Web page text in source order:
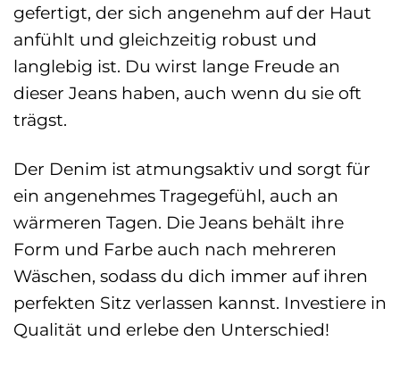
gefertigt, der sich angenehm auf der Haut
anfühlt und gleichzeitig robust und
langlebig ist. Du wirst lange Freude an
dieser Jeans haben, auch wenn du sie oft
trägst.
Der Denim ist atmungsaktiv und sorgt für
ein angenehmes Tragegefühl, auch an
wärmeren Tagen. Die Jeans behält ihre
Form und Farbe auch nach mehreren
Wäschen, sodass du dich immer auf ihren
perfekten Sitz verlassen kannst. Investiere in
Qualität und erlebe den Unterschied!